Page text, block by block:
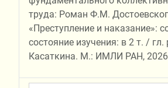
труда: Роман Ф.М.
«Преступление и наказание»:
состояние изучения: в 2 т. / гл.
Касаткина. М.: ИМЛИ РАН,